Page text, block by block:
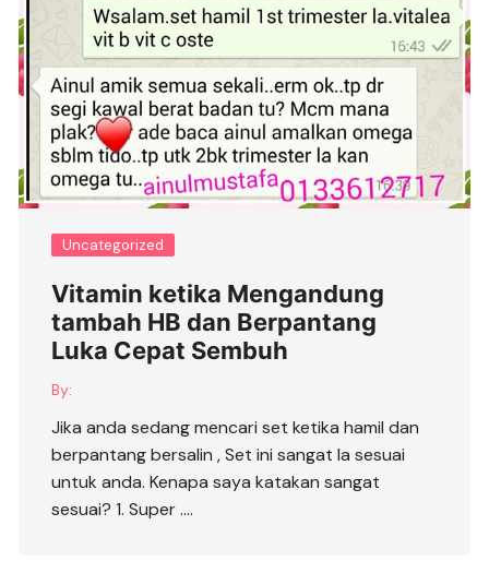
Uncategorized
Vitamin ketika Mengandung
tambah HB dan Berpantang
Luka Cepat Sembuh
By:
Jika anda sedang mencari set ketika hamil dan
berpantang bersalin , Set ini sangat la sesuai
untuk anda. Kenapa saya katakan sangat
sesuai? 1. Super ….